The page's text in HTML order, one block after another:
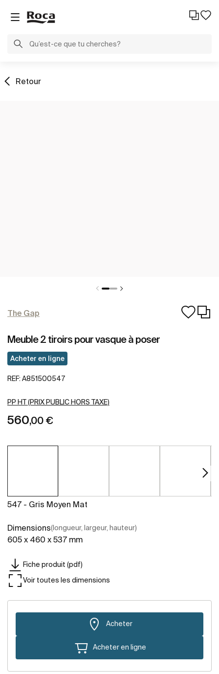
Retour
The Gap
Meuble 2 tiroirs pour vasque à poser
Acheter en ligne
REF: A851500547
PP HT (PRIX PUBLIC HORS TAXE)
560,00 €
547 - Gris Moyen Mat
Dimensions(longueur, largeur, hauteur)
605 x 460 x 537 mm
Fiche produit (pdf)
Voir toutes les dimensions
Acheter
Acheter en ligne